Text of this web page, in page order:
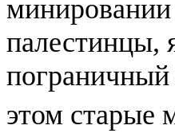
палестинцы,
этом старые